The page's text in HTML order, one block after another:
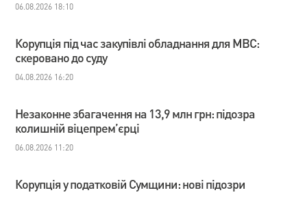
06.08.2026 18:10
Корупція під час закупівлі обладнання для МВС:
скеровано до суду
04.08.2026 16:20
Незаконне збагачення на 13,9 млн грн: підозра
колишній віцепрем’єрці
06.08.2026 11:20
Корупція у податковій Сумщини: нові підозри